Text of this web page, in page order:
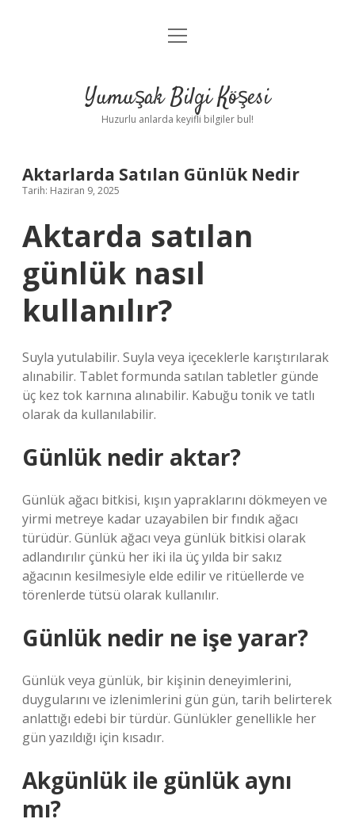
Anasayfa
Yasal Uyarı
menüyü
Yumuşak Bilgi Köşesi
Huzurlu anlarda keyifli bilgiler bul!
Aktarlarda Satılan Günlük Nedir
Tarih: Haziran 9, 2025
Aktarda satılan
günlük nasıl
kullanılır?
Suyla yutulabilir. Suyla veya içeceklerle karıştırılarak
alınabilir. Tablet formunda satılan tabletler günde
üç kez tok karnına alınabilir. Kabuğu tonik ve tatlı
olarak da kullanılabilir.
Günlük nedir aktar?
Günlük ağacı bitkisi, kışın yapraklarını dökmeyen ve
yirmi metreye kadar uzayabilen bir fındık ağacı
türüdür. Günlük ağacı veya günlük bitkisi olarak
adlandırılır çünkü her iki ila üç yılda bir sakız
ağacının kesilmesiyle elde edilir ve ritüellerde ve
törenlerde tütsü olarak kullanılır.
Günlük nedir ne işe yarar?
Günlük veya günlük, bir kişinin deneyimlerini,
duygularını ve izlenimlerini gün gün, tarih belirterek
anlattığı edebi bir türdür. Günlükler genellikle her
gün yazıldığı için kısadır.
Akgünlük ile günlük aynı
mı?